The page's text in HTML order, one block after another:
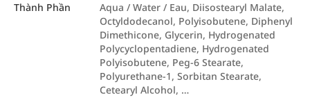
Thành Phần
Aqua / Water / Eau, Diisostearyl Malate,
Octyldodecanol, Polyisobutene, Diphenyl
Dimethicone, Glycerin, Hydrogenated
Polycyclopentadiene, Hydrogenated
Polyisobutene, Peg-6 Stearate,
Polyurethane-1, Sorbitan Stearate,
Cetearyl Alcohol, …